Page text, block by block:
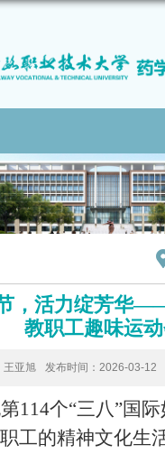
，活力绽芳华
教职工趣味运
王亚旭 发布时间：2026-03-12
114个“三八”国
工的精神文化生